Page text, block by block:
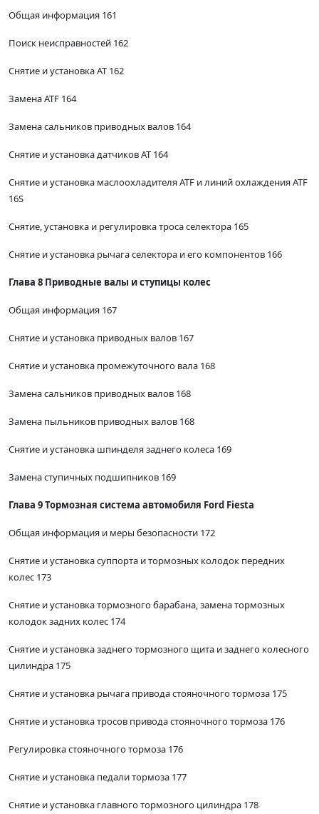
Общая информация 161
Поиск неисправностей 162
Снятие и установка AT 162
Замена ATF 164
Замена сальников приводных валов 164
Снятие и установка датчиков AT 164
Снятие и установка маслоохладителя ATF и линий охлаждения ATF
16S
Снятие, установка и регулировка троса селектора 165
Снятие и установка рычага селектора и его компонентов 166
Глава 8 Приводные валы и ступицы колес
Общая информация 167
Снятие и установка приводных валов 167
Снятие и установка промежуточного вала 168
Замена сальников приводных валов 168
Замена пыльников приводных валов 168
Снятие и установка шпинделя заднего колеса 169
Замена ступичных подшипников 169
Глава 9 Тормозная система автомобиля Ford Fiesta
Общая информация и меры безопасности 172
Снятие и установка суппорта и тормозных колодок передних
колес 173
Снятие и установка тормозного барабана, замена тормозных
колодок задних колес 174
Снятие и установка заднего тормозного щита и заднего колесного
цилиндра 175
Снятие и установка рычага привода стояночного тормоза 175
Снятие и установка тросов привода стояночного тормоза 176
Регулировка стояночного тормоза 176
Снятие и установка педали тормоза 177
Снятие и установка главного тормозного цилиндра 178